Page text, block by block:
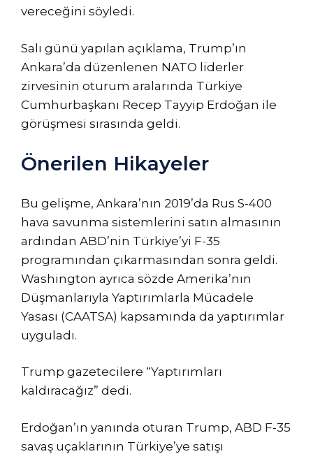
vereceğini söyledi.
Salı günü yapılan açıklama, Trump’ın
Ankara’da düzenlenen NATO liderler
zirvesinin oturum aralarında Türkiye
Cumhurbaşkanı Recep Tayyip Erdoğan ile
görüşmesi sırasında geldi.
Önerilen Hikayeler
3
öğenin
listesi
listenin
sonu
Bu gelişme, Ankara’nın 2019’da Rus S-400
hava savunma sistemlerini satın almasının
ardından ABD’nin Türkiye’yi F-35
programından çıkarmasından sonra geldi.
Washington ayrıca sözde Amerika’nın
Düşmanlarıyla Yaptırımlarla Mücadele
Yasası (CAATSA) kapsamında da yaptırımlar
uyguladı.
Trump gazetecilere “Yaptırımları
kaldıracağız” dedi.
Erdoğan’ın yanında oturan Trump, ABD F-35
savaş uçaklarının Türkiye’ye satışı